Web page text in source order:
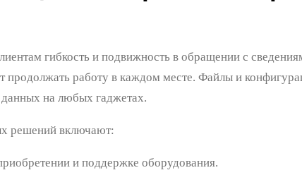
гибкость и подвижность в обращении с
продолжать работу в каждом месте. Файлы и
на любых гаджетах.
решений включают:
и поддержке оборудования.